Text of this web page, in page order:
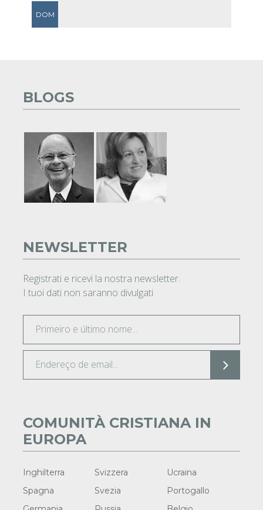
DOM
BLOGS
NEWSLETTER
Registrati e ricevi la nostra newsletter.
I tuoi dati non saranno divulgati
COMUNITÀ CRISTIANA IN
EUROPA
Inghilterra Svizzera
Ucraina
Spagna
Svezia
Portogallo